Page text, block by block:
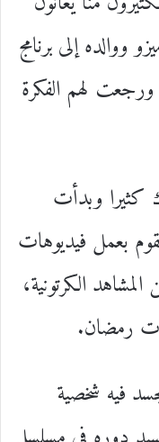
ووالده إلى برنامج
ورجعت لهم الفكرة
كثيرا وبدأت
بعمل فيديوهات
الكرتونية،
رمضان.
فيه شخصية